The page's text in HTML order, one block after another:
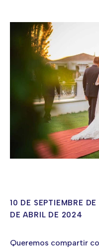
10 DE SEPTIEMBRE DE
DE ABRIL DE 2024
Queremos compartir